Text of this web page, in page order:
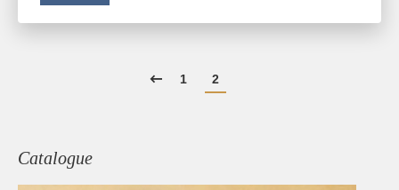
1 2
Catalogue